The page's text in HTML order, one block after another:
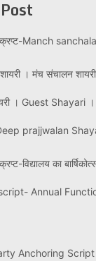
Manch
। मंच संचालन
। Guest Shayari
prajjwalan
विद्यालय का
Annual
Anchoring